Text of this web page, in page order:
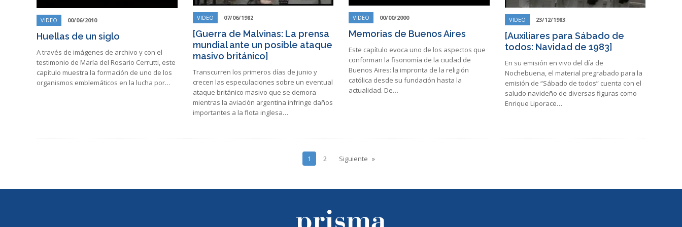
VIDEO 00/06/2010
Huellas de un siglo
A través de imágenes de archivo y con el
testimonio de María del Rosario Cerrutti, este
capítulo muestra la formación de uno de los
organismos emblemáticos en la lucha por…
VIDEO 07/06/1982
[Guerra de Malvinas: La prensa
mundial ante un posible ataque
masivo británico]
Transcurren los primeros días de junio y
crecen las especulaciones sobre un eventual
ataque británico masivo que se demora
mientras la aviación argentina infringe daños
importantes a la flota inglesa…
VIDEO 00/00/2000
Memorias de Buenos Aires
Este capítulo evoca uno de los aspectos que
conforman la fisonomía de la ciudad de
Buenos Aires: la impronta de la religión
católica desde su fundación hasta la
actualidad. De…
VIDEO 23/12/1983
[Auxiliares para Sábado de
todos: Navidad de 1983]
En su emisión en vivo del día de
Nochebuena, el material pregrabado para la
emisión de “Sábado de todos” cuenta con el
saludo navideño de diversas figuras como
Enrique Liporace…
1 2 Siguiente